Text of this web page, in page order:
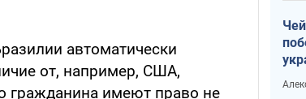
автоматически
от, например, США,
гражданина имеют право не